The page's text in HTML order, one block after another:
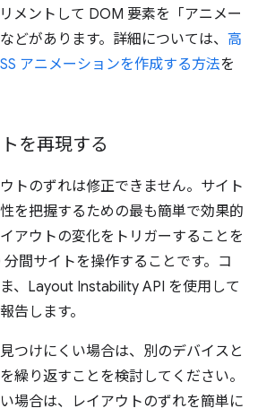
メントして DOM 要素を「アニメー
どがあります。詳細については、 高
アニメーションを作成する方法を
を再現する
トのずれは修正できません。サイト
を把握するための最も簡単で効果的
アウトの変化をトリガーすることを
分間サイトを操作することです。コ
、Layout Instability API を使用して
告します。
つけにくい場合は、別のデバイスと
繰り返すことを検討してください。
場合は、レイアウトのずれを簡単に